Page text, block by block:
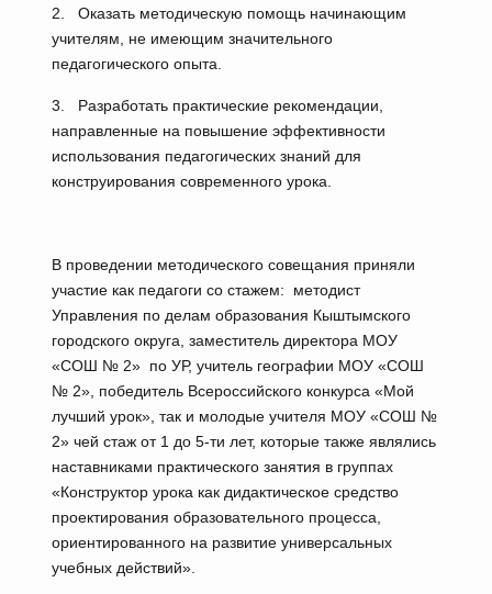
2. Оказать методическую помощь начинающим
учителям, не имеющим значительного
педагогического опыта.
3. Разработать практические рекомендации,
направленные на повышение эффективности
использования педагогических знаний для
конструирования современного урока.
В проведении методического совещания приняли
участие как педагоги со стажем: методист
Управления по делам образования Кыштымского
городского округа, заместитель директора МОУ
«СОШ № 2» по УР, учитель географии МОУ «СОШ
№ 2», победитель Всероссийского конкурса «Мой
лучший урок», так и молодые учителя МОУ «СОШ №
2» чей стаж от 1 до 5-ти лет, которые также являлись
наставниками практического занятия в группах
«Конструктор урока как дидактическое средство
проектирования образовательного процесса,
ориентированного на развитие универсальных
учебных действий».